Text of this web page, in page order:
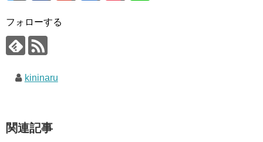
フォローする
kininaru
関連記事